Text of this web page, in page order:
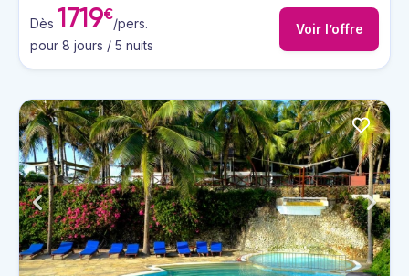
Dès 1719€/pers.
pour 8 jours / 5 nuits
Voir l’offre